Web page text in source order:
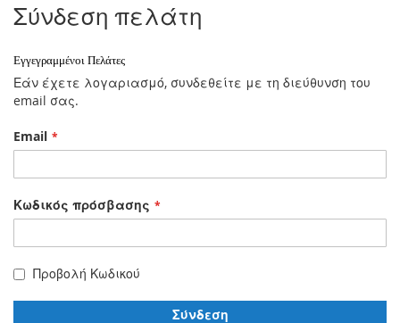
Σύνδεση πελάτη
Εγγεγραμμένοι Πελάτες
Εάν έχετε λογαριασμό, συνδεθείτε με τη διεύθυνση του
email σας.
Email
Κωδικός πρόσβασης
Προβολή Κωδικού
Σύνδεση